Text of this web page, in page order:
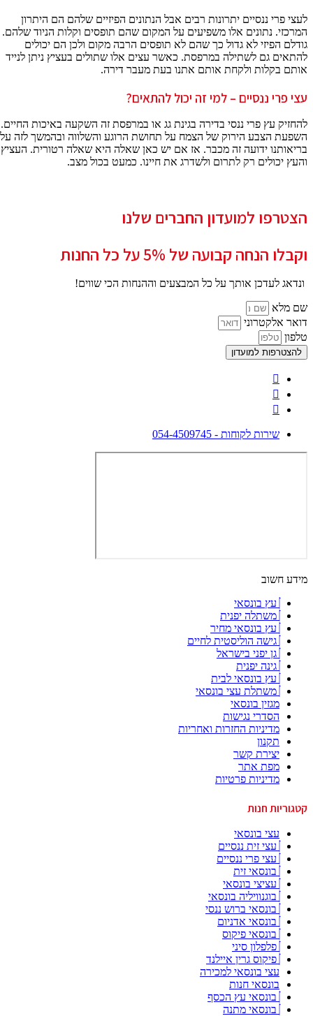
לעצי פרי ננסיים יתרונות רבים אבל הנתונים הפיזיים שלהם הם היתרון
המרכזי. נתונים אלו משפיעים על המקום שהם תופסים וקלות הניוד שלהם.
גודלם הפיזי לא גדול כך שהם לא תופסים הרבה מקום ולכן הם יכולים
להתאים גם לשתילה במרפסת. כאשר עצים אלו שתולים בעציץ ניתן לנייד
אותם בקלות ולקחת אותם אתנו בעת מעבר דירה.
עצי פרי ננסיים – למי זה יכול להתאים?
להחזיק עץ פרי ננסי בדירה בגינת גג או במרפסת זה השקעה באיכות החיים.
השפעת הצבע הירוק של הצמח על תחושת הרוגע והשלווה ובהמשך לזה על
בריאותנו ידועה זה מכבר. אז אם יש כאן שאלה היא שאלה רטורית. העציץ
והעץ יכולים רק לתרום ולשדרג את חיינו. כמעט בכול מצב.
הצטרפו למועדון החברים שלנו
וקבלו הנחה קבועה של 5% על כל החנות
ונדאג לעדכן אותך על כל המבצעים וההנחות הכי שווים!
שם מלא
דואר אלקטרוני
טלפון
להצטרפות למועדון
שירות לקוחות - 054-4509745
מידע חשוב
עץ בונסאי
משתלה יפנית
עץ בונסאי מחיר
גישה הוליסטית לחיים
גן יפני בישראל
גינה יפנית
עץ בונסאי לבית
משתלת עצי בונסאי
מגזין בונסאי
הסדרי נגישות
מדיניות החזרות ואחריות
תקנון
יצירת קשר
מפת אתר
מדיניות פרטיות
קטגוריות חנות
עצי בונסאי
עצי זית ננסיים
עצי פרי ננסיים
בונסאי זית
עציצי בונסאי
בוגנוויליה בונסאי
בונסאי ברוש ננסי
בונסאי אדניום
בונסאי פיקוס
פלפלון סיני
פיקוס גרין איילנד
עצי בונסאי למכירה
בונסאי חנות
בונסאי עץ הכסף
בונסאי מתנה